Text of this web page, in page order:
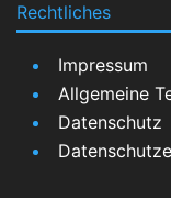
Rechtliches
Impressum
Allgemeine
Datenschutz